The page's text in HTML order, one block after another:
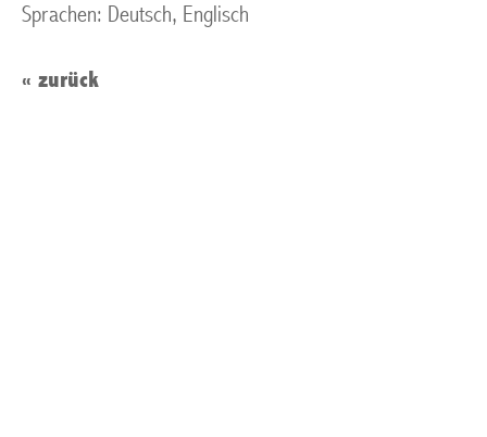
Sprachen: Deutsch, Englisch
« zurück